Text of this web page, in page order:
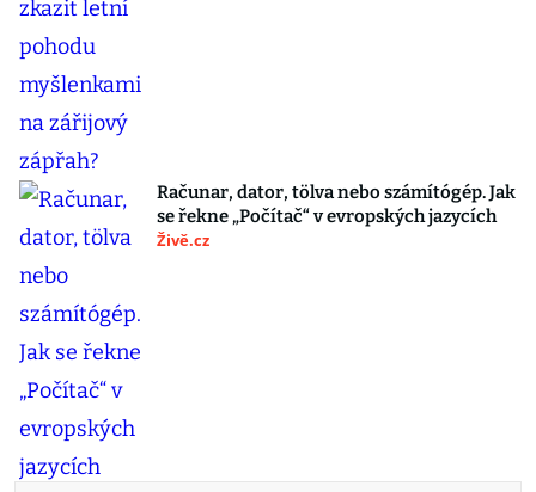
Računar, dator, tölva nebo számítógép. Jak
se řekne „Počítač“ v evropských jazycích
Živě.cz